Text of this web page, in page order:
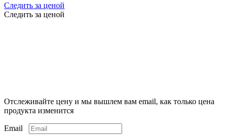
Следить за ценой
Следить за ценой
Отслеживайте цену и мы вышлем вам email, как только цена
продукта изменится
Email